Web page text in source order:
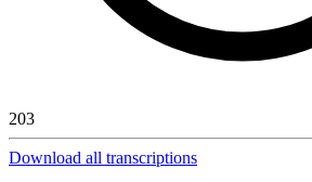
203
Download all transcriptions